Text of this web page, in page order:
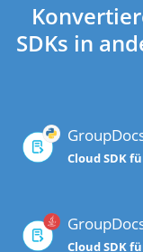
SDKs in
Cloud SDK
Cloud SDK